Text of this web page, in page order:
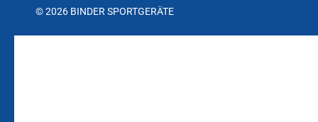
© 2026 BINDER SPORTGERÄTE